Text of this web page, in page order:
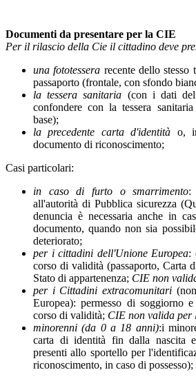
Documenti da presentare per la CIE
Per il rilascio della Cie il cittadino deve
una fototessera recente dello
passaporto (frontale, con sfondo
la tessera sanitaria (con i dati
confondere con la tessera
base);
la precedente carta d'identità o,
documento di riconoscimento;
Casi particolari:
in caso di furto o smarrimento:
all'autorità di Pubblica sicurezza
denuncia è necessaria anche in
documento, quando non sia
deteriorato;
per i cittadini dell'Unione Europea:
corso di validità (passaporto, Carta
Stato di appartenenza; CIE non
per i Cittadini extracomunitari
Europea): permesso di soggiorno
corso di validità; CIE non valida per
minorenni (da 0 a 18 anni):i
carta di identità fin dalla nascita
presenti allo sportello per
riconoscimento, in caso di possesso);